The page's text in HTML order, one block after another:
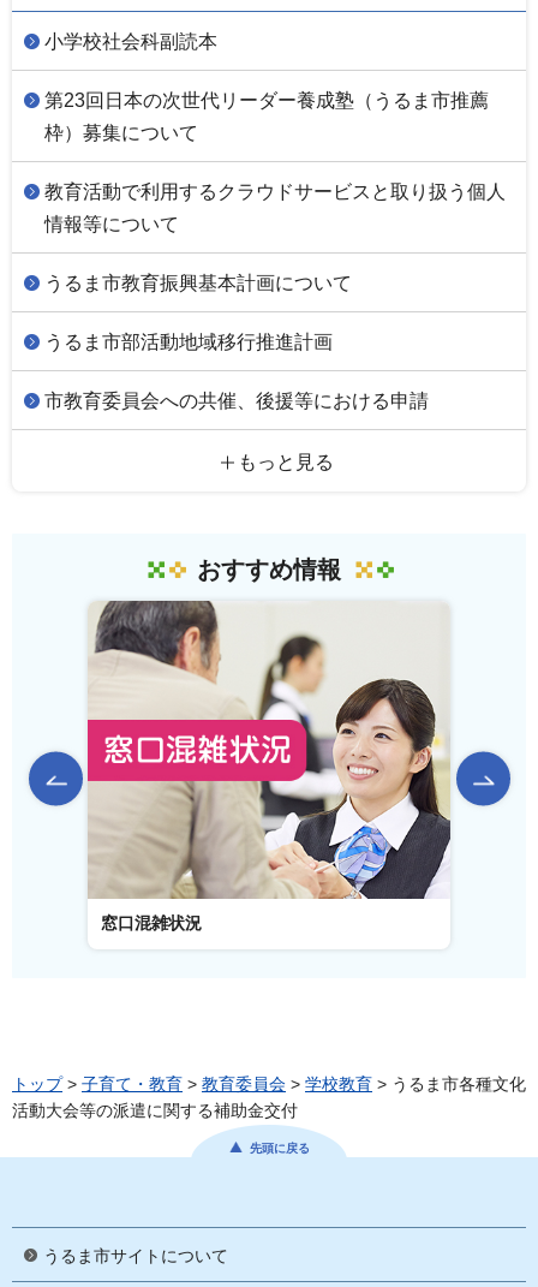
小学校社会科副読本
第23回日本の次世代リーダー養成塾（うるま市推薦
枠）募集について
教育活動で利用するクラウドサービスと取り扱う個人
情報等について
うるま市教育振興基本計画について
うるま市部活動地域移行推進計画
市教育委員会への共催、後援等における申請
もっと見る
おすすめ情報
前のスライドを表示
窓口混雑状況
トップ> 子育て・教育 > 教育委員会 > 学校教育 > うるま市各種文化
活動大会等の派遣に関する補助金交付
先頭に戻る
うるま市サイトについて